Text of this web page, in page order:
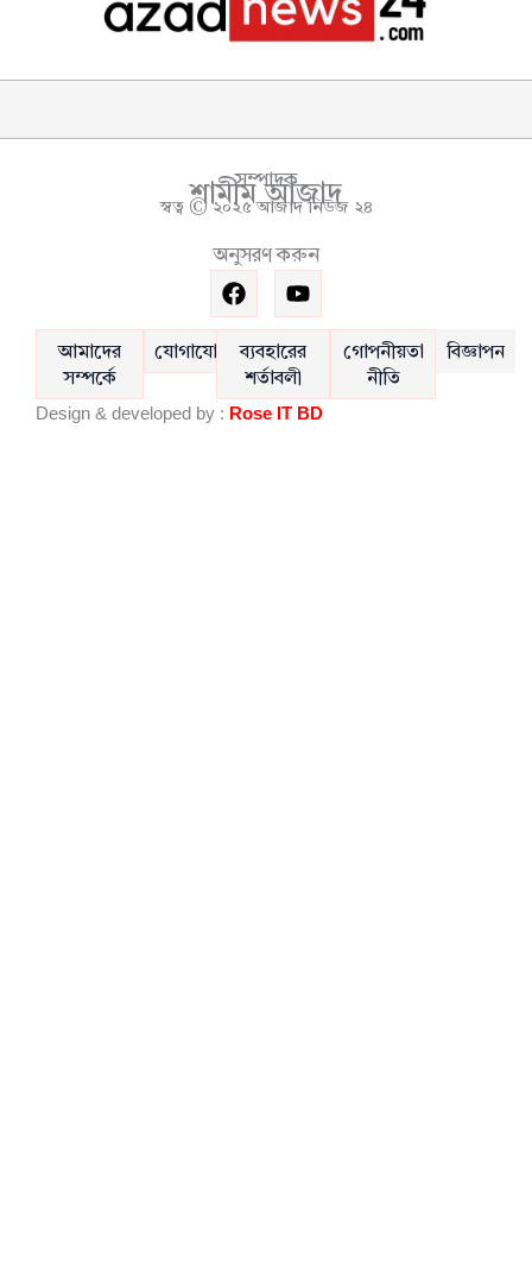
সম্পাদক
শামীম আজাদ
স্বত্ব © ২০২৫ আজাদ নিউজ ২৪
অনুসরণ করুন
F
a
c
e
b
o
o
Y
o
u
t
u
b
e
আমাদের
সম্পর্কে
যোগাযোগ
ব্যবহারের
শর্তাবলী
গোপনীয়তা
নীতি
বিজ্ঞাপন
Design & developed by : Rose IT BD